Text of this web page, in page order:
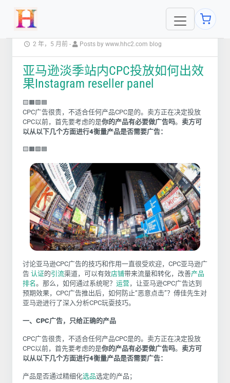
2 年，5 月前 - Posts by www.hhc2.com blog
亚马逊淡季站内CPC投放如何出效
果Instagram reseller panel
🟨🟧🟩🟦
CPC广告很贵，不适合任何产品CPC是的。卖方正在决定投放
CPC以前，首先要考虑的是你的产品有必要做广告吗。 卖方可
以从以下几个方面进行4衡量产品是否需要广告：
🟨🟧🟩🟦
讨论亚马逊CPC广告的技巧和作用一直很受欢迎， CPC亚马逊广
告 认证的引流渠道，可以有效店铺带来流量和转化，改善产品
排名。那么，如何通过系统呢？ 运营，让亚马逊CPC广告达到
预期效果， CPC广告推出后，如何防止“恶意点击”？傅佳先生对
亚马逊进行了深入分析CPC玩耍技巧。
一、 CPC广告，只给正确的产品
CPC广告很贵，不适合任何产品CPC是的。卖方正在决定投放
CPC以前，首先要考虑的是你的产品有必要做广告吗。 卖方可
以从以下几个方面进行4衡量产品是否需要广告：
产品是否通过精细化选品选定的产品；